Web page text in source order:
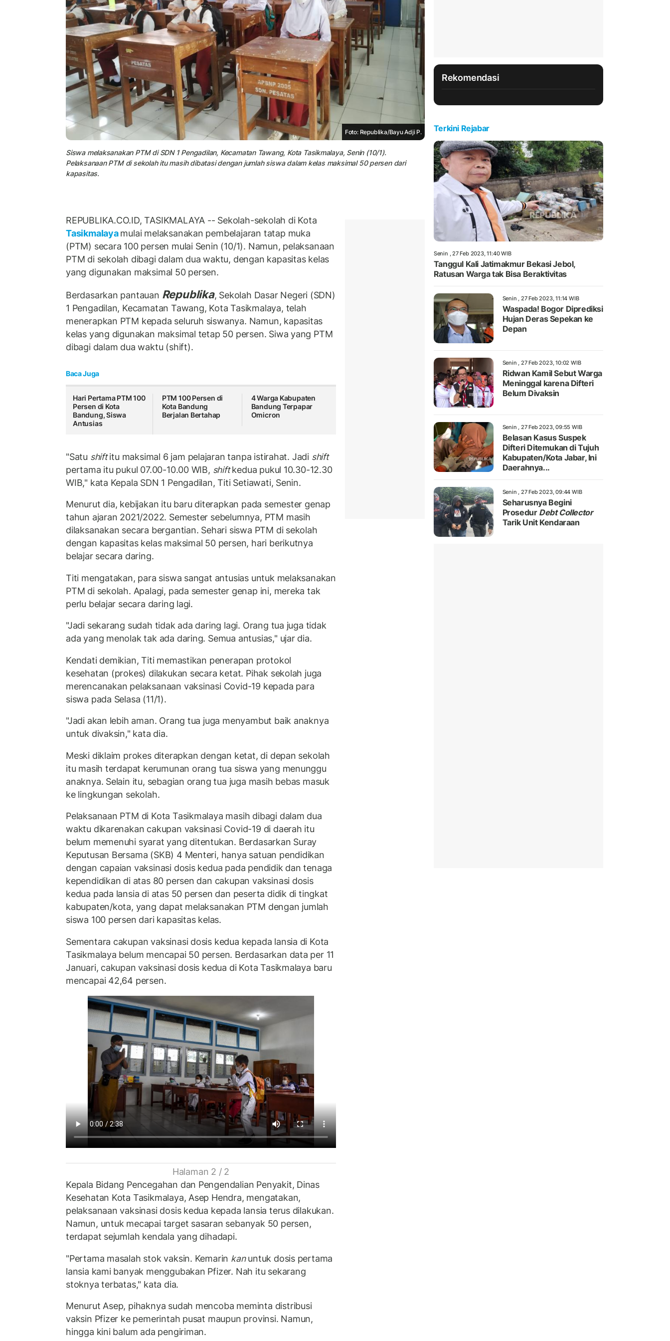
Foto: Republika/Bayu Adji P.
Siswa melaksanakan PTM di SDN 1 Pengadilan, Kecamatan Tawang, Kota Tasikmalaya, Senin (10/1).
Pelaksanaan PTM di sekolah itu masih dibatasi dengan jumlah siswa dalam kelas maksimal 50 persen dari
kapasitas.
REPUBLIKA.CO.ID, TASIKMALAYA -- Sekolah-sekolah di Kota
Tasikmalayamulai melaksanakan pembelajaran tatap muka
(PTM) secara 100 persen mulai Senin (10/1). Namun, pelaksanaan
PTM di sekolah dibagi dalam dua waktu, dengan kapasitas kelas
yang digunakan maksimal 50 persen.
Berdasarkan pantauan Republika, Sekolah Dasar Negeri (SDN)
1 Pengadilan, Kecamatan Tawang, Kota Tasikmalaya, telah
menerapkan PTM kepada seluruh siswanya. Namun, kapasitas
kelas yang digunakan maksimal tetap 50 persen. Siwa yang PTM
dibagi dalam dua waktu (shift).
Baca Juga
Hari Pertama PTM 100
Persen di Kota
Bandung, Siswa
Antusias
PTM 100 Persen di
Kota Bandung
Berjalan Bertahap
4 Warga Kabupaten
Bandung Terpapar
Omicron
"Satu shiftitu maksimal 6 jam pelajaran tanpa istirahat. Jadi shift
pertama itu pukul 07.00-10.00 WIB, shiftkedua pukul 10.30-12.30
WIB," kata Kepala SDN 1 Pengadilan, Titi Setiawati, Senin.
Menurut dia, kebijakan itu baru diterapkan pada semester genap
tahun ajaran 2021/2022. Semester sebelumnya, PTM masih
dilaksanakan secara bergantian. Sehari siswa PTM di sekolah
dengan kapasitas kelas maksimal 50 persen, hari berikutnya
belajar secara daring.
Titi mengatakan, para siswa sangat antusias untuk melaksanakan
PTM di sekolah. Apalagi, pada semester genap ini, mereka tak
perlu belajar secara daring lagi.
"Jadi sekarang sudah tidak ada daring lagi. Orang tua juga tidak
ada yang menolak tak ada daring. Semua antusias," ujar dia.
Kendati demikian, Titi memastikan penerapan protokol
kesehatan (prokes) dilakukan secara ketat. Pihak sekolah juga
merencanakan pelaksanaan vaksinasi Covid-19 kepada para
siswa pada Selasa (11/1).
"Jadi akan lebih aman. Orang tua juga menyambut baik anaknya
untuk divaksin," kata dia.
Meski diklaim prokes diterapkan dengan ketat, di depan sekolah
itu masih terdapat kerumunan orang tua siswa yang menunggu
anaknya. Selain itu, sebagian orang tua juga masih bebas masuk
ke lingkungan sekolah.
Pelaksanaan PTM di Kota Tasikmalaya masih dibagi dalam dua
waktu dikarenakan cakupan vaksinasi Covid-19 di daerah itu
belum memenuhi syarat yang ditentukan. Berdasarkan Suray
Keputusan Bersama (SKB) 4 Menteri, hanya satuan pendidikan
dengan capaian vaksinasi dosis kedua pada pendidik dan tenaga
kependidikan di atas 80 persen dan cakupan vaksinasi dosis
kedua pada lansia di atas 50 persen dan peserta didik di tingkat
kabupaten/kota, yang dapat melaksanakan PTM dengan jumlah
siswa 100 persen dari kapasitas kelas.
Sementara cakupan vaksinasi dosis kedua kepada lansia di Kota
Tasikmalaya belum mencapai 50 persen. Berdasarkan data per 11
Januari, cakupan vaksinasi dosis kedua di Kota Tasikmalaya baru
mencapai 42,64 persen.
Halaman 2 / 2
Kepala Bidang Pencegahan dan Pengendalian Penyakit, Dinas
Kesehatan Kota Tasikmalaya, Asep Hendra, mengatakan,
pelaksanaan vaksinasi dosis kedua kepada lansia terus dilakukan.
Namun, untuk mecapai target sasaran sebanyak 50 persen,
terdapat sejumlah kendala yang dihadapi.
"Pertama masalah stok vaksin. Kemarin kanuntuk dosis pertama
lansia kami banyak menggubakan Pfizer. Nah itu sekarang
stoknya terbatas," kata dia.
Menurut Asep, pihaknya sudah mencoba meminta distribusi
vaksin Pfizer ke pemerintah pusat maupun provinsi. Namun,
hingga kini balum ada pengiriman.
Rekomendasi
Terkini Rejabar
Senin , 27 Feb 2023, 11:40 WIB
Tanggul Kali Jatimakmur Bekasi Jebol,
Ratusan Warga tak Bisa Beraktivitas
Senin , 27 Feb 2023, 11:14 WIB
Waspada! Bogor Diprediksi
Hujan Deras Sepekan ke
Depan
Senin , 27 Feb 2023, 10:02 WIB
Ridwan Kamil Sebut Warga
Meninggal karena Difteri
Belum Divaksin
Senin , 27 Feb 2023, 09:55 WIB
Belasan Kasus Suspek
Difteri Ditemukan di Tujuh
Kabupaten/Kota Jabar, Ini
Daerahnya...
Senin , 27 Feb 2023, 09:44 WIB
Seharusnya Begini
Prosedur Debt Collector
Tarik Unit Kendaraan